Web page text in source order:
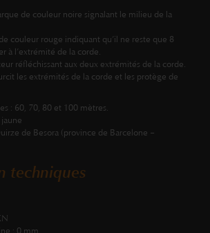
de couleur noire signalant le milieu de la
couleur rouge indiquant qu’il ne reste que 8
à l’extrémité de la corde.
réfléchissant aux deux extrémités de la corde.
les extrémités de la corde et les protège de
: 60, 70, 80 et 100 mètres.
jaune
de Besora (province de Barcelone –
techniques